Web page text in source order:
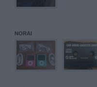
NORAI